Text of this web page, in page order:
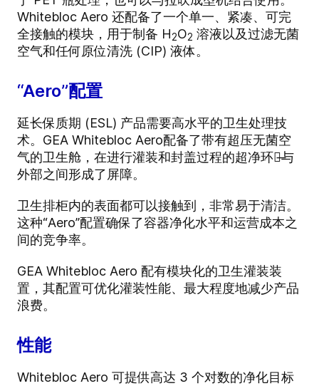
Whitebloc Aero 还配备了一个单一、紧凑、可完
全接触的模块，用于制备 H2O2 溶液以及过滤无菌
空气和任何原位清洗 (CIP) 液体。
“Aero”配置
延长保质期 (ESL) 产品需要高水平的卫生处理技
术。GEA Whitebloc Aero配备了带有超压无菌空
气的卫生舱，在进行灌装和封盖过程的超净环境̶与
外部之间形成了屏障。
卫生排柜内的表面都可以接触到，非常易于清洁。
这种“Aero”配置确保了容器净化水平和运营成本之
间的竞争率。
GEA Whitebloc Aero 配有模块化的卫生灌装装
置，其配置可优化灌装性能、最大程度地减少产品
浪费。
性能
Whitebloc Aero 可提供高达 3 个对数的净化目标